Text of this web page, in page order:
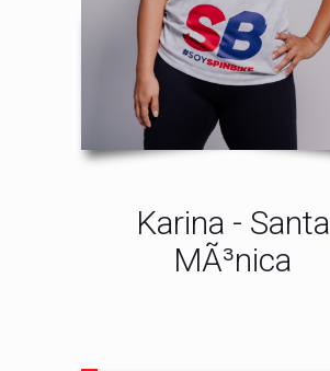
Karina - Santa
MÃ³nica